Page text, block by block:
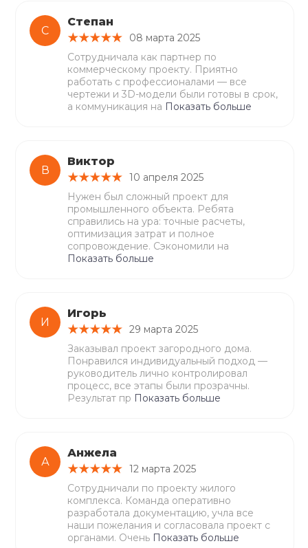
С
Степан
08 марта 2025
Сотрудничала как партнер по
коммерческому проекту. Приятно
работать с профессионалами — все
чертежи и 3D-модели были готовы в срок,
а коммуникация на Показать больше
В
Виктор
10 апреля 2025
Нужен был сложный проект для
промышленного объекта. Ребята
справились на ура: точные расчеты,
оптимизация затрат и полное
сопровождение. Сэкономили на
Показать больше
И
Игорь
29 марта 2025
Заказывал проект загородного дома.
Понравился индивидуальный подход —
руководитель лично контролировал
процесс, все этапы были прозрачны.
Результат пр Показать больше
А
Анжела
12 марта 2025
Сотрудничали по проекту жилого
комплекса. Команда оперативно
разработала документацию, учла все
наши пожелания и согласовала проект с
органами. Очень Показать больше